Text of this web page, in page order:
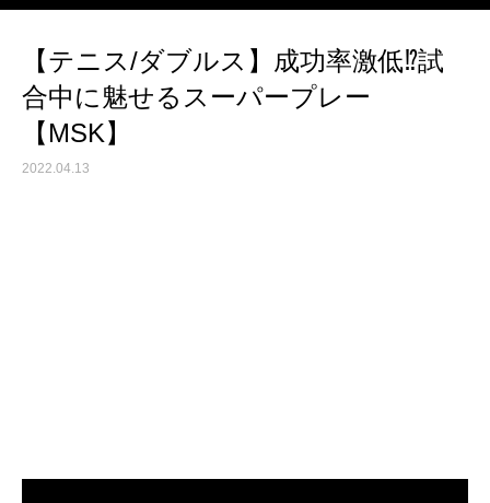
【テニス/ダブルス】成功率激低⁉︎試
合中に魅せるスーパープレー
【MSK】
2022.04.13